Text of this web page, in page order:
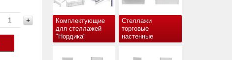
Комплектующие
для стеллажей
"Нордика"
Стеллажи
торговые
настенные
+